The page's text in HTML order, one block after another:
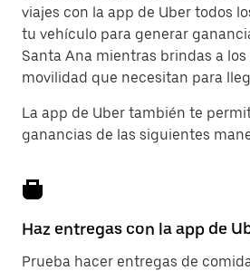
viajes con la app de Uber todos
tu vehículo para generar
Santa Ana mientras brindas a
movilidad que necesitan para
La app de Uber también te
ganancias de las siguientes
Haz entregas con la app de
Prueba hacer entregas de